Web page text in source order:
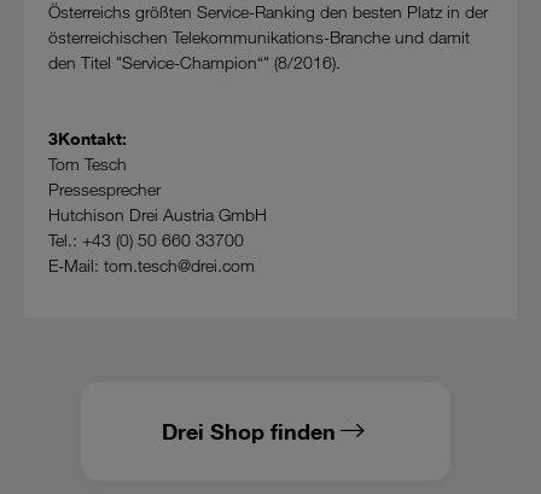
Österreichs größten Service-Ranking den besten Platz in der
österreichischen Telekommunikations-Branche und damit
den Titel "Service-Champion“" (8/2016).
3Kontakt:
Tom Tesch
Pressesprecher
Hutchison Drei Austria GmbH
Tel.: +43 (0) 50 660 33700
E-Mail: tom.tesch@drei.com
Drei Shop finden